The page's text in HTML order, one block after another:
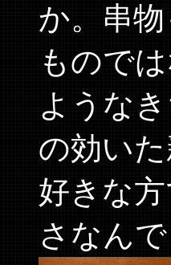
か。串
もので
ような
の効い
好きな
さなん